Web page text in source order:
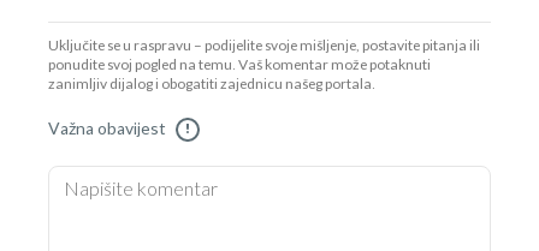
Uključite se u raspravu – podijelite svoje mišljenje, postavite pitanja ili
ponudite svoj pogled na temu. Vaš komentar može potaknuti
zanimljiv dijalog i obogatiti zajednicu našeg portala.
Važna obavijest !